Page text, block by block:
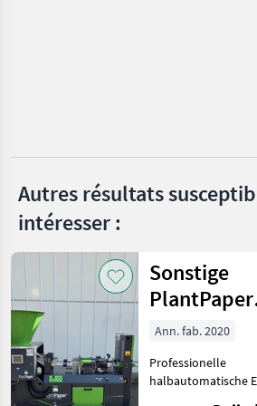
Humus
Afficher
MARKETPLACE
Marketplace
Offres des
distributeurs annonces
Autres résultats
intéresser :
Sonstige
PlantPaper
Semi-
Ann. fab. 2020
Professionelle
halbautomatische